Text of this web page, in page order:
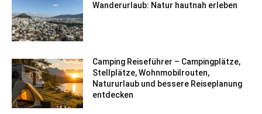
Wanderurlaub: Natur hautnah erleben
Camping Reiseführer – Campingplätze,
Stellplätze, Wohnmobilrouten,
Natururlaub und bessere Reiseplanung
entdecken